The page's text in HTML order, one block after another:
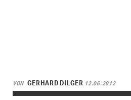
VON GERHARD DILGER 12.06.2012